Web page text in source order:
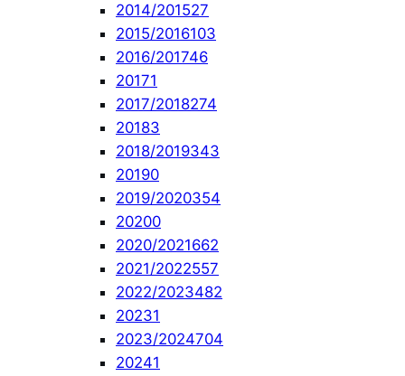
2014/201527
2015/2016103
2016/201746
20171
2017/2018274
20183
2018/2019343
20190
2019/2020354
20200
2020/2021662
2021/2022557
2022/2023482
20231
2023/2024704
20241